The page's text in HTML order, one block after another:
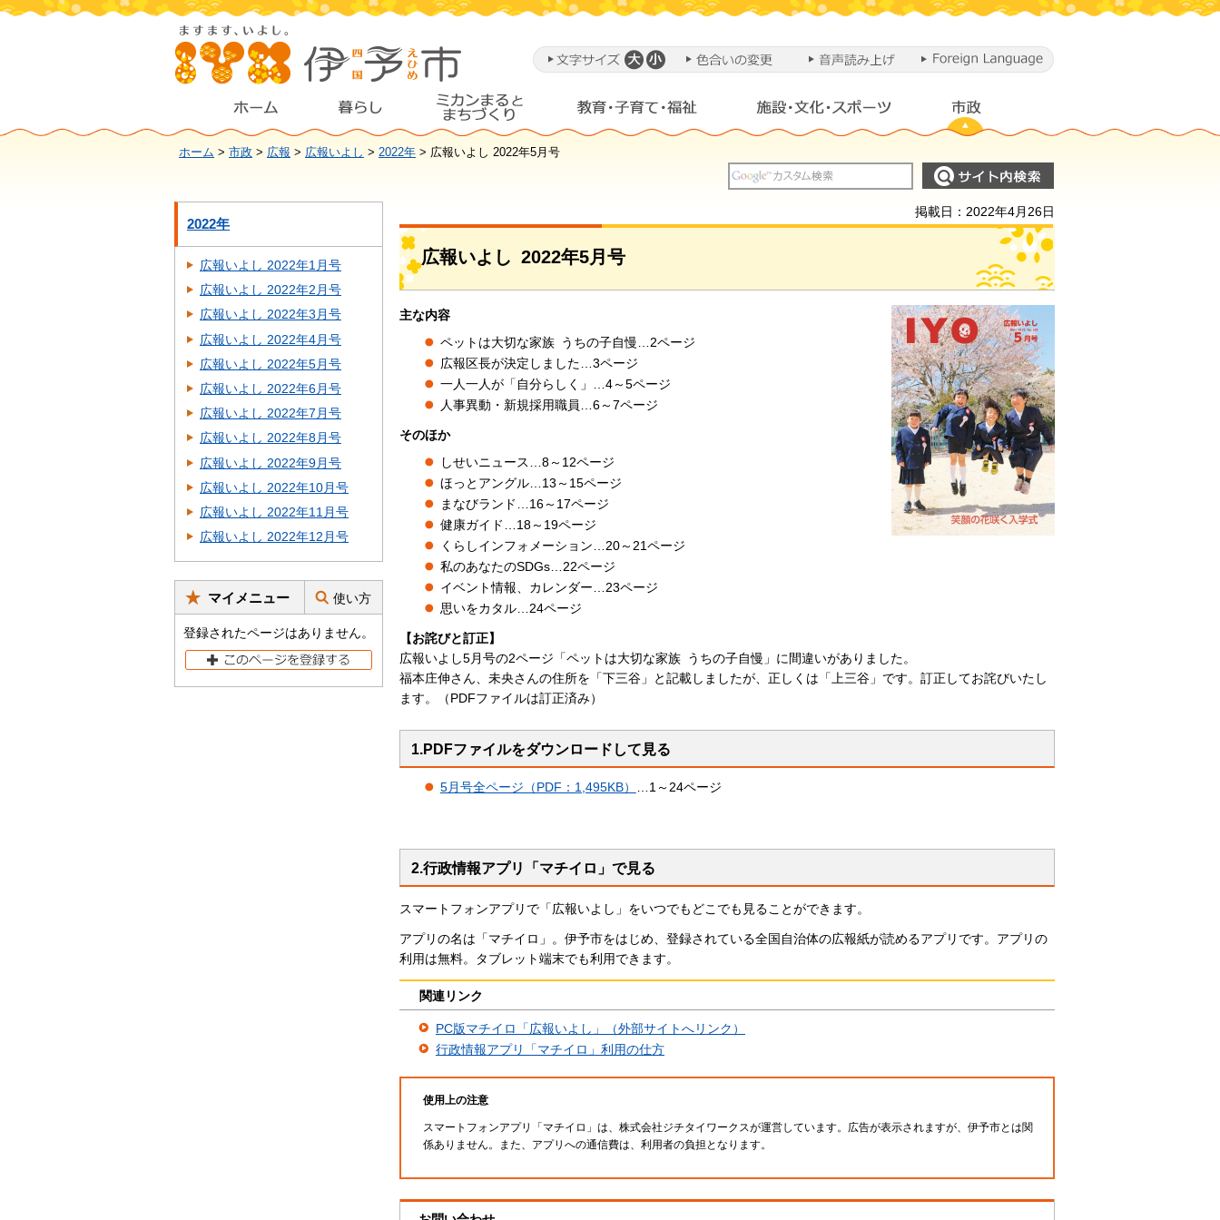
ホーム > 市政 > 広報 > 広報いよし > 2022年 > 広報いよし 2022年5月号
2022年
広報いよし 2022年1月号
広報いよし 2022年2月号
広報いよし 2022年3月号
広報いよし 2022年4月号
広報いよし 2022年5月号
広報いよし 2022年6月号
広報いよし 2022年7月号
広報いよし 2022年8月号
広報いよし 2022年9月号
広報いよし 2022年10月号
広報いよし 2022年11月号
広報いよし 2022年12月号
マイメニュー 使い方
登録されたページはありません。
掲載日：2022年4月26日
広報いよし 2022年5月号
主な内容
ペットは大切な家族 う ちの子自慢…2ページ
広報区長が決定しました…3ページ
一人一人が「自分らしく」…4～5ページ
人事異動・新規採用職員…6～7ページ
そのほか
しせいニュース…8～12ページ
ほっとアングル…13～15ページ
まなびランド…16～17ページ
健康ガイド…18～19ページ
くらしインフォメーション…20～21ページ
私のあなたのSDGs…22ページ
イベント情報、カレンダー…23ページ
思いをカタル…24ページ
【お詫びと訂正】
広報いよし5月号の2ページ「ペットは大切な家族 う ちの子自慢」に間違いがありました。
福本庄伸さん、未央さんの住所を「下三谷」と記載しましたが、正しくは「上三谷」です。訂正してお詫びいたし
ます。（PDFファイルは訂正済み）
1.PDFファイルをダウンロードして見る
5月号全ページ（PDF：1,495KB） …1～24ページ
2.行政情報アプリ「マチイロ」で見る
スマートフォンアプリで「広報いよし」をいつでもどこでも見ることができます。
アプリの名は「マチイロ」。伊予市をはじめ、登録されている全国自治体の広報紙が読めるアプリです。アプリの
利用は無料。タブレット端末でも利用できます。
関連リンク
PC版マチイロ「広報いよし」（外部サイトへリンク）
行政情報アプリ「マチイロ」利用の仕方
使用上の注意
スマートフォンアプリ「マチイロ」は、株式会社ジチタイワークスが運営しています。広告が表示されますが、伊予市とは関
係ありません。また、アプリへの通信費は、利用者の負担となります。